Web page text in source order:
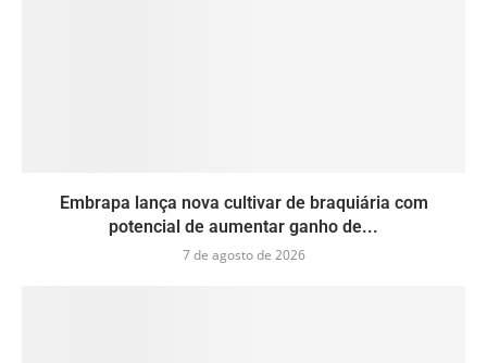
Embrapa lança nova cultivar de braquiária com
potencial de aumentar ganho de...
7 de agosto de 2026